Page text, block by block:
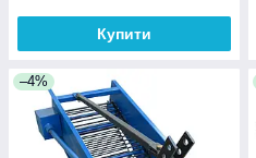
Купити
–4%